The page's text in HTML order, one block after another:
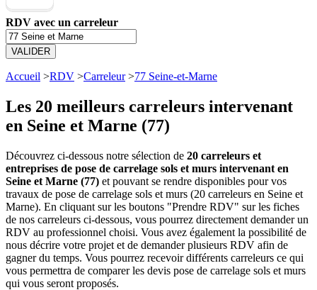
RDV avec un carreleur
VALIDER
Accueil >RDV >Carreleur>77 Seine-et-Marne
Les 20 meilleurs carreleurs intervenant
en Seine et Marne (77)
Découvrez ci-dessous notre sélection de 20 carreleurs et
entreprises de pose de carrelage sols et murs intervenant en
Seine et Marne (77) et pouvant se rendre disponibles pour vos
travaux de pose de carrelage sols et murs (20 carreleurs en Seine et
Marne). En cliquant sur les boutons "Prendre RDV" sur les fiches
de nos carreleurs ci-dessous, vous pourrez directement demander un
RDV au professionnel choisi. Vous avez également la possibilité de
nous décrire votre projet et de demander plusieurs RDV afin de
gagner du temps. Vous pourrez recevoir différents carreleurs ce qui
vous permettra de comparer les devis pose de carrelage sols et murs
qui vous seront proposés.